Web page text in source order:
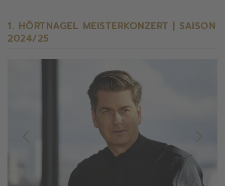
1. HÖRTNAGEL MEISTERKONZERT | SAISON
2024/25